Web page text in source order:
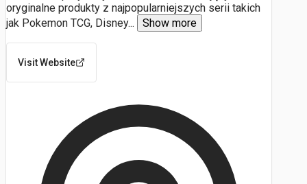
oryginalne produkty z najpopularniejszych serii takich
jak Pokemon TCG, Disney... Show more
Visit Website